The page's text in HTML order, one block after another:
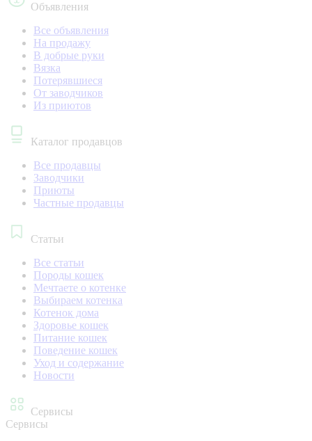
Объявления
Все объявления
На продажу
В добрые руки
Вязка
Потерявшиеся
От заводчиков
Из приютов
Каталог продавцов
Все продавцы
Заводчики
Приюты
Частные продавцы
Статьи
Все статьи
Породы кошек
Мечтаете о котенке
Выбираем котенка
Котенок дома
Здоровье кошек
Питание кошек
Поведение кошек
Уход и содержание
Новости
Сервисы
Сервисы